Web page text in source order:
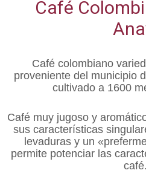
Café
Café colombiano
proveniente del municipio
cultivado a 1600
Café muy jugoso y
sus características
levaduras y un
permite potenciar las
café.